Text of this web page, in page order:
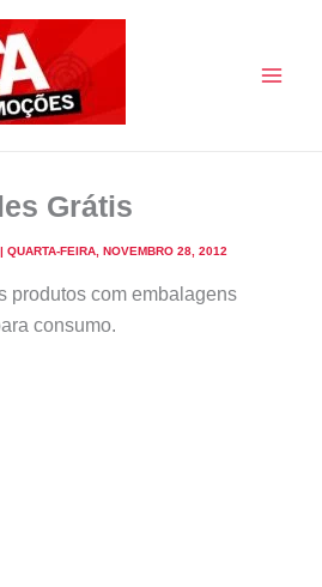
Grátis
| QUARTA-FEIRA, NOVEMBRO 28, 2012
produtos com embalagens
consumo.